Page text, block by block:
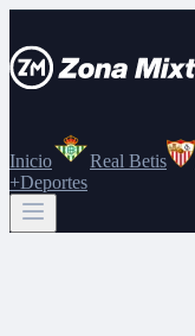
Inicio Real Betis
+Deportes